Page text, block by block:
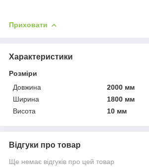
Приховати
Характеристики
Розміри
Довжина
2000 мм
Ширина
1800 мм
Висота
10 мм
Відгуки про товар
Ще немає відгуків про цей товар